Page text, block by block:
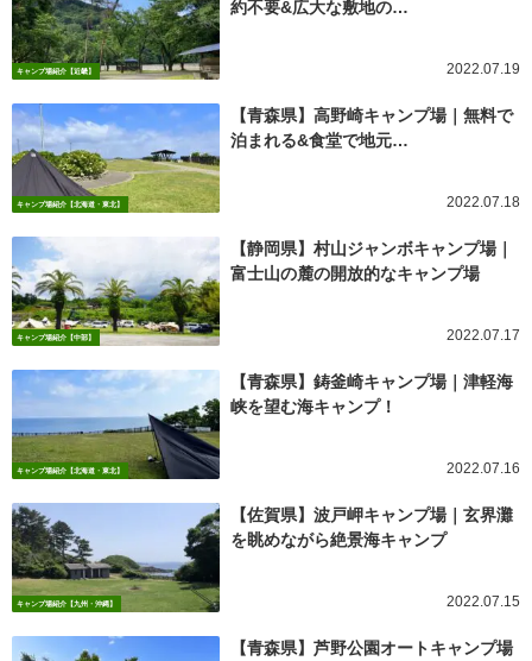
キャンプ場紹介【近畿】
約不要&広大な敷地の…
2022.07.19
キャンプ場紹介【北海道・東北】
【青森県】高野崎キャンプ場｜無料で
泊まれる&食堂で地元…
2022.07.18
キャンプ場紹介【中部】
【静岡県】村山ジャンボキャンプ場｜
富士山の麓の開放的なキャンプ場
2022.07.17
キャンプ場紹介【北海道・東北】
【青森県】鋳釜崎キャンプ場｜津軽海
峡を望む海キャンプ！
2022.07.16
キャンプ場紹介【九州・沖縄】
【佐賀県】波戸岬キャンプ場｜玄界灘
を眺めながら絶景海キャンプ
2022.07.15
【青森県】芦野公園オートキャンプ場